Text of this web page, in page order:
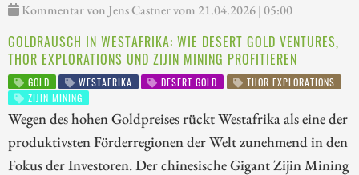
Kommentar von Jens Castner vom 21.04.2026 | 05:00
GOLDRAUSCH IN WESTAFRIKA: WIE DESERT GOLD VENTURES,
THOR EXPLORATIONS UND ZIJIN MINING PROFITIEREN
GOLD WESTAFRIKA DESERT GOLD
THOR EXPLORATIONS
ZIJIN MINING
Wegen des hohen Goldpreises rückt Westafrika als eine der
produktivsten Förderregionen der Welt zunehmend in den
Fokus der Investoren. Der chinesische Gigant Zijin Mining